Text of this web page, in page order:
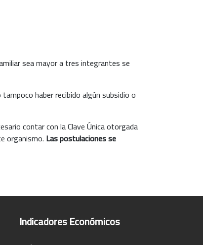
sea mayor a tres integrantes se
haber recibido algún subsidio o
contar con la Clave Única otorgada
organismo. Las postulaciones se
Indicadores Económicos